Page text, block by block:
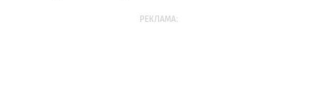
РЕКЛАМА: